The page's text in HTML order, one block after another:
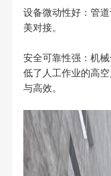
设备微动性好：管
美对接。
安全可靠性强：机
低了人工作业的高
与高效。